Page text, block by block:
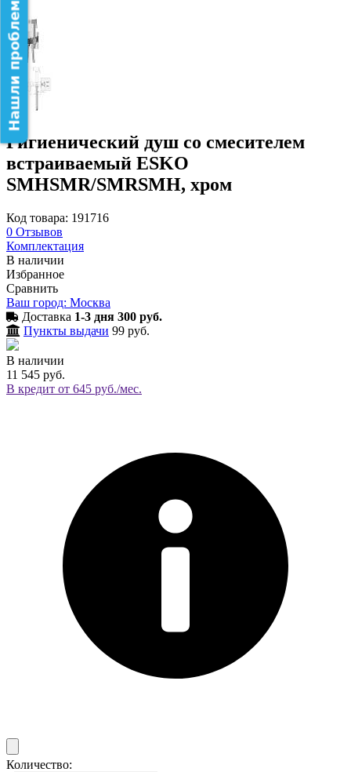
Гигиенический душ со смесителем
встраиваемый ESKO
SMHSMR/SMRSMH, хром
Код товара: 191716
0 Отзывов
Комплектация
В наличии
Избранное
Сравнить
Ваш город: Москва
Доставка 1-3 дня 300 руб.
Пункты выдачи 99 руб.
В наличии
11 545 руб.
В кредит от 645 руб./мес.
Количество: